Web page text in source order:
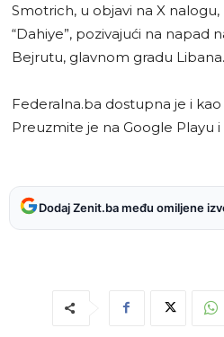
Smotrich, u objavi na X
“Dahiye”, pozivajući na napad
Bejrutu, glavnom gradu Libana.
Federalna.ba dostupna je i
Preuzmite je na Google Playu
Dodaj Zenit.ba među omiljene